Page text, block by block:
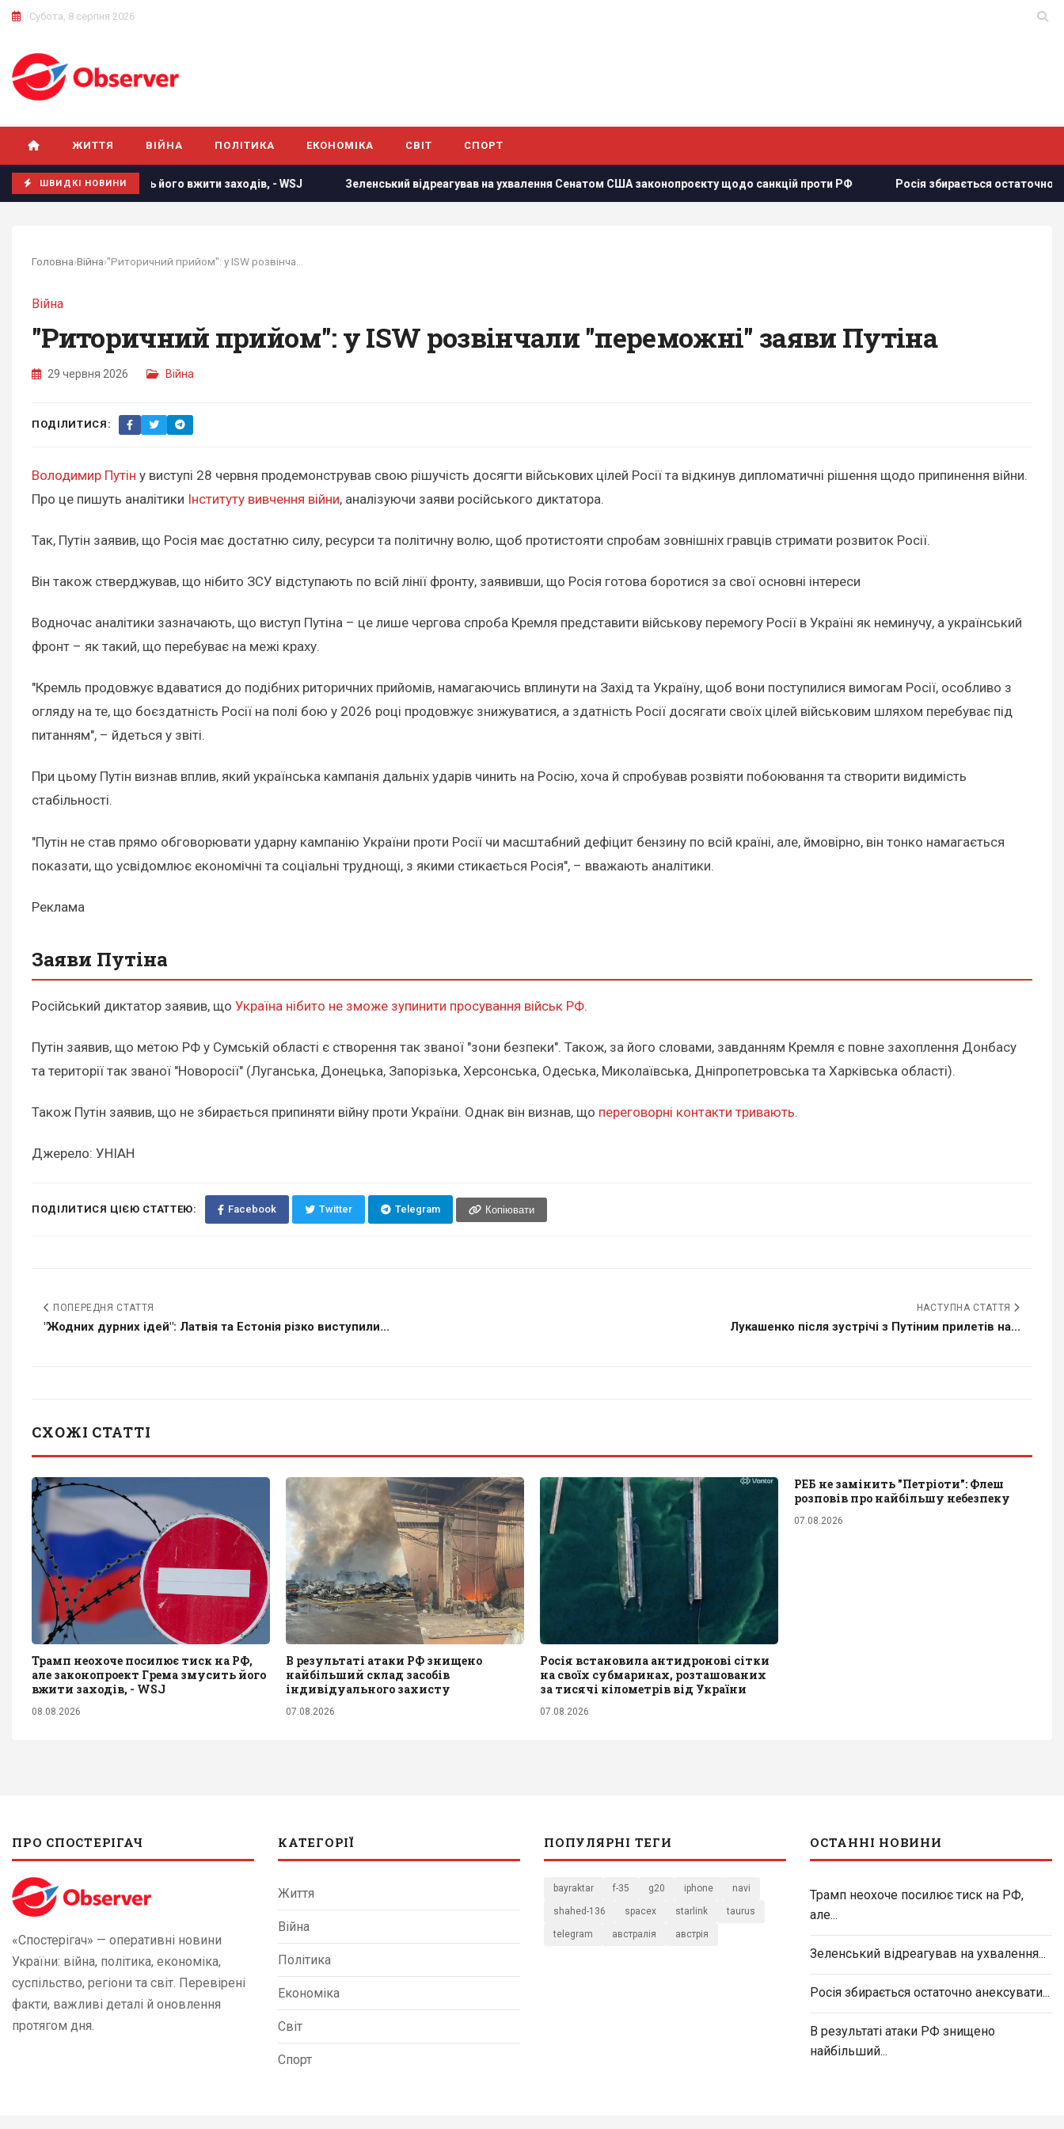
Субота, 8 серпня 2026
ЖИТТЯ ВІЙНА ПОЛІТИКА ЕКОНОМІКА СВІТ СПОРТ
ШВИДКІ НОВИНИ
Грема змусить його вжити заходів, - WSJ Зеленський відреагував на ухвалення Сенатом США законопроєкту щодо санкцій проти РФ Росія збирається остаточно анексувати
Головна›Війна›
Війна
"Риторичний прийом": у ISW розвінчали "переможні" заяви Путіна
29 червня 2026 Війна
ПОДІЛИТИСЯ:
Володимир Путін у виступі 28 червня продемонстрував свою рішучість досягти військових цілей Росії та відкинув дипломатичні рішення щодо припинення війни.
Про це пишуть аналітики Інституту вивчення війни, аналізуючи заяви російського диктатора.
Так, Путін заявив, що Росія має достатню силу, ресурси та політичну волю, щоб протистояти спробам зовнішніх гравців стримати розвиток Росії.
Він також стверджував, що нібито ЗСУ відступають по всій лінії фронту, заявивши, що Росія готова боротися за свої основні інтереси
Водночас аналітики зазначають, що виступ Путіна – це лише чергова спроба Кремля представити військову перемогу Росії в Україні як неминучу, а український
фронт – як такий, що перебуває на межі краху.
"Кремль продовжує вдаватися до подібних риторичних прийомів, намагаючись вплинути на Захід та Україну, щоб вони поступилися вимогам Росії, особливо з
огляду на те, що боєздатність Росії на полі бою у 2026 році продовжує знижуватися, а здатність Росії досягати своїх цілей військовим шляхом перебуває під
питанням", – йдеться у звіті.
При цьому Путін визнав вплив, який українська кампанія дальніх ударів чинить на Росію, хоча й спробував розвіяти побоювання та створити видимість
стабільності.
"Путін не став прямо обговорювати ударну кампанію України проти Росії чи масштабний дефіцит бензину по всій країні, але, ймовірно, він тонко намагається
показати, що усвідомлює економічні та соціальні труднощі, з якими стикається Росія", – вважають аналітики.
Реклама
Заяви Путіна
Російський диктатор заявив, що Україна нібито не зможе зупинити просування військ РФ.
Путін заявив, що метою РФ у Сумській області є створення так званої "зони безпеки". Також, за його словами, завданням Кремля є повне захоплення Донбасу
та території так званої "Новоросії" (Луганська, Донецька, Запорізька, Херсонська, Одеська, Миколаївська, Дніпропетровська та Харківська області).
Також Путін заявив, що не збирається припиняти війну проти України. Однак він визнав, що переговорні контакти тривають.
Джерело: УНІАН
ПОДІЛИТИСЯ ЦІЄЮ СТАТТЕЮ: Facebook Twitter Telegram Копіювати
ПОПЕРЕДНЯ СТАТТЯ
"Жодних дурних ідей": Латвія та Естонія різко виступили...
НАСТУПНА СТАТТЯ
Лукашенко після зустрічі з Путіним прилетів на...
СХОЖІ СТАТТІ
Трамп неохоче посилює тиск на РФ,
але законопроект Грема змусить його
вжити заходів, - WSJ
08.08.2026
В результаті атаки РФ знищено
найбільший склад засобів
індивідуального захисту
07.08.2026
Росія встановила антидронові сітки
на своїх субмаринах, розташованих
за тисячі кілометрів від України
07.08.2026
РЕБ не замінить "Петріоти": Флеш
розповів про найбільшу небезпеку
07.08.2026
ПРО СПОСТЕРІГАЧ
«Спостерігач» — оперативні новини
України: війна, політика, економіка,
суспільство, регіони та світ. Перевірені
факти, важливі деталі й оновлення
протягом дня.
КАТЕГОРІЇ
Життя
Війна
Політика
Економіка
Світ
Спорт
ПОПУЛЯРНІ ТЕГИ
bayraktar f-35 g20 iphone navi
shahed-136 spacex starlink taurus
telegram австралія австрія
ОСТАННІ НОВИНИ
Трамп неохоче посилює тиск на РФ,
але...
Зеленський відреагував на ухвалення...
Росія збирається остаточно анексувати...
В результаті атаки РФ знищено
найбільший...